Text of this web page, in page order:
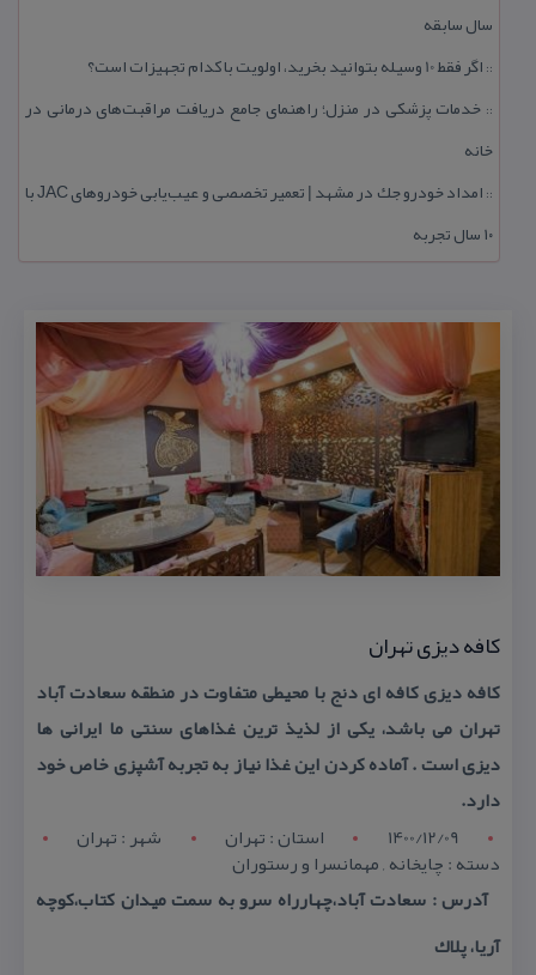
سال سابقه
:: اگر فقط 10 وسیله بتوانید بخرید، اولویت با كدام تجهیزات است؟
:: خدمات پزشكی در منزل؛ راهنمای جامع دریافت مراقبت‌های درمانی در
خانه
::
امداد خودرو جك در مشهد | تعمیر تخصصی و عیب‌یابی خودروهای JAC با
۱۰ سال تجربه
كافه دیزی تهران
كافه دیزی كافه ای دنج با محیطی متفاوت در منطقه سعادت آباد
تهران می باشد، یكی از لذیذ ترین غذاهای سنتی ما ایرانی ها
دیزی است . آماده كردن این غذا نیاز به تجربه آشپزی خاص خود
دارد.
1400/12/09
استان : تهران شهر : تهران
دسته : چایخانه , مهمانسرا و رستوران
آدرس : سعادت آباد،چهارراه سرو به سمت میدان كتاب،كوچه
آریا، پلاك